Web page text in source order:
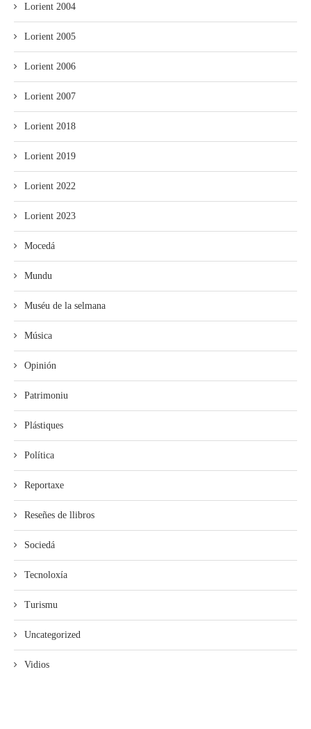
Lorient 2004
Lorient 2005
Lorient 2006
Lorient 2007
Lorient 2018
Lorient 2019
Lorient 2022
Lorient 2023
Mocedá
Mundu
Muséu de la selmana
Música
Opinión
Patrimoniu
Plástiques
Política
Reportaxe
Reseñes de llibros
Sociedá
Tecnoloxía
Turismu
Uncategorized
Vidios